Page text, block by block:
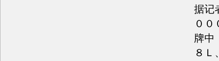
据记
００
牌中
８Ｌ